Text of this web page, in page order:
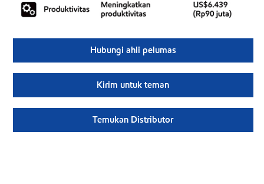
Hubungi ahli pelumas
Kirim untuk teman
Temukan Distributor